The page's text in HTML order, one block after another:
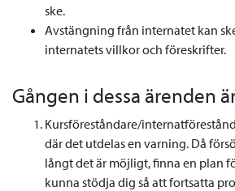
ske.
Avstängning från internatet kan
internatets villkor och föreskrifter.
Gången i dessa ärenden
Kursföreståndare/
där det utdelas en varning. Då
långt det är möjligt, finna en plan
kunna stödja dig så att fortsatta